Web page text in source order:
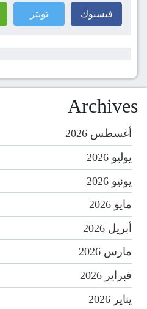
فيسبوك تويتر
Archives
أغسطس 2026
يوليو 2026
يونيو 2026
مايو 2026
أبريل 2026
مارس 2026
فبراير 2026
يناير 2026